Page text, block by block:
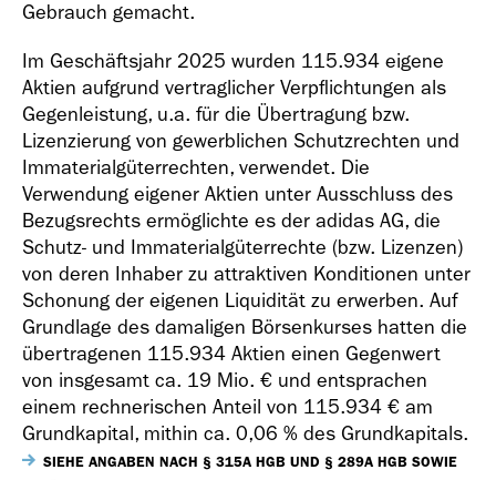
Gebrauch gemacht.
Im Geschäftsjahr 2025 wurden 115.934 eigene
Aktien aufgrund vertraglicher Verpflichtungen als
Gegenleistung, u.a. für die Übertragung bzw.
Lizenzierung von gewerblichen Schutzrechten und
Immaterialgüterrechten, verwendet. Die
Verwendung eigener Aktien unter Ausschluss des
Bezugsrechts ermöglichte es der adidas AG, die
Schutz- und Immaterialgüterrechte (bzw. Lizenzen)
von deren Inhaber zu attraktiven Konditionen unter
Schonung der eigenen Liquidität zu erwerben. Auf
Grundlage des damaligen Börsenkurses hatten die
übertragenen 115.934 Aktien einen Gegenwert
von insgesamt ca. 19 Mio. € und entsprachen
einem rechnerischen Anteil von 115.934 € am
Grundkapital, mithin ca. 0,06 % des Grundkapitals.
SIEHE ANGABEN NACH § 315A HGB UND § 289A HGB SOWIE